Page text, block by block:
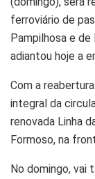
ferroviário de
Pampilhosa e de
adiantou hoje a
Com a
integral da
renovada Linha
Formoso, na
No domingo, vai